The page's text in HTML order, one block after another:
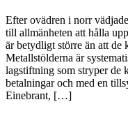
Efter ovädren i norr
till allmänheten att hålla
är betydligt större än att de
Metallstölderna är
lagstiftning som stryper de
betalningar och med en
Einebrant, […]